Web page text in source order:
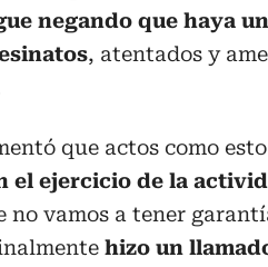
negando que haya
, atentados y
que actos como esto
el ejercicio de la
no vamos a tener
hizo un